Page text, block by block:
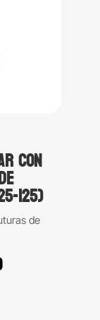
con
125)
de
Current